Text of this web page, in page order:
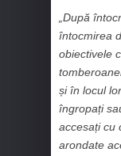
„După
întocmirea
obiectivele
și în locul
îngropați
accesați cu
arondate